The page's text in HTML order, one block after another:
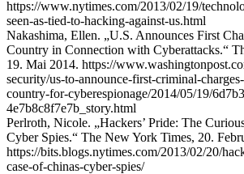
https://www.nytimes.com/2013/02/19/
seen-as-tied-to-hacking-against-us.html
Nakashima, Ellen. „U.S. Announces First
Country in Connection with Cyberattacks.“
19. Mai 2014. https://
security/us-to-announce-first-criminal-
country-for-cyberespionage/2014/05/19/
4e7b8c8f7e7b_story.html
Perlroth, Nicole. „Hackers’ Pride: The
Cyber Spies.“ The New York Times, 20.
https://bits.blogs.nytimes.com/2013/02/20/
case-of-chinas-cyber-spies/